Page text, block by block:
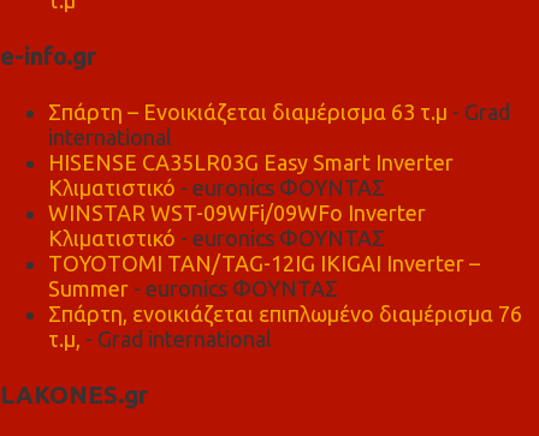
e-info.gr
Σπάρτη – Ενοικιάζεται διαμέρισμα 63 τ.μ - Grad
international
HISENSE CA35LR03G Easy Smart Inverter
Κλιματιστικό - euronics ΦΟΥΝΤΑΣ
WINSTAR WST-09WFi/09WFo Inverter
Κλιματιστικό - euronics ΦΟΥΝΤΑΣ
TOYOTOMI TAN/TAG-12IG IKIGAI Inverter –
Summer - euronics ΦΟΥΝΤΑΣ
Σπάρτη, ενοικιάζεται επιπλωμένο διαμέρισμα 76
τ.μ, - Grad international
LAKONES.gr